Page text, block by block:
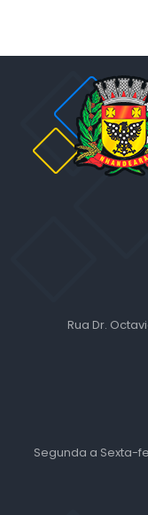
Rua Dr.
Segunda a Sexta-